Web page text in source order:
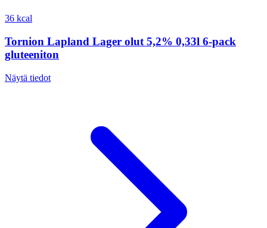
36 kcal
Tornion Lapland Lager olut 5,2% 0,33l 6-pack
gluteeniton
Näytä tiedot